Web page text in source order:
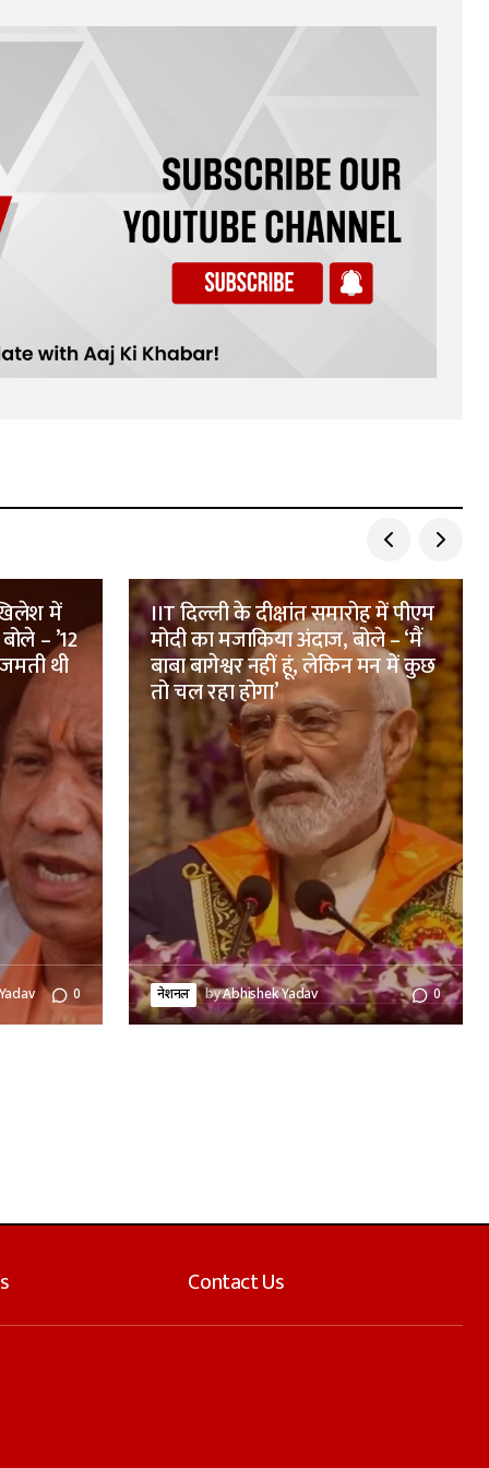
में
– ’12
थी
0
IIT दिल्ली के दीक्षांत समारोह में पीएम
मोदी का मजाकिया अंदाज, बोले – ‘मैं
बाबा बागेश्वर नहीं हूं, लेकिन मन में कुछ
तो चल रहा होगा’
नेशनल byAbhishek Yadav 0
Contact Us